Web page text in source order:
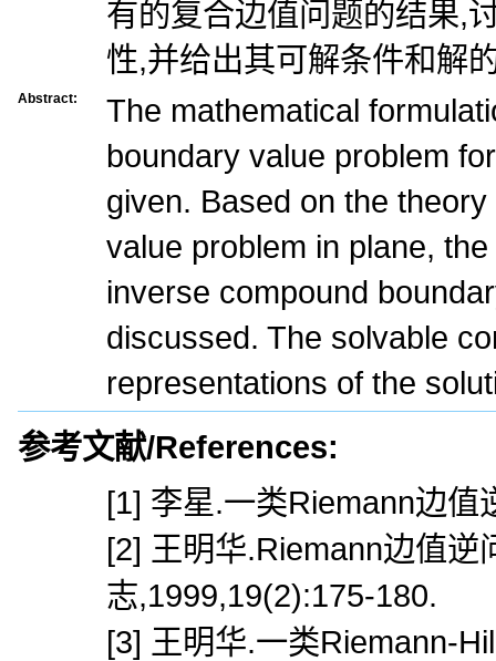
有的复合边值问题的结果,
性,并给出其可解条件和解
Abstract:
The mathematical
boundary value problem
given. Based on the
value problem in plane,
inverse compound
discussed. The solvable
representations of the
参考文献/References:
[1] 李星.一类Riemann边
[2] 王明华.Riemann边值
志,1999,19(2):175-180.
[3] 王明华.一类Riemann-